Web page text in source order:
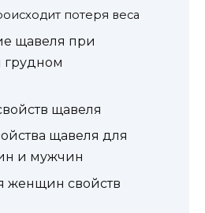
потеря веса
щавеля при
грудном
щавеля
щавеля для
и мужчин
женщин свойств